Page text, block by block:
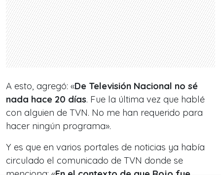
A esto, agregó: «De Televisión Nacional no sé
nada hace 20 días. Fue la última vez que hablé
con alguien de TVN. No me han requerido para
hacer ningún programa».
Y es que en varios portales de noticias ya había
circulado el comunicado de TVN donde se